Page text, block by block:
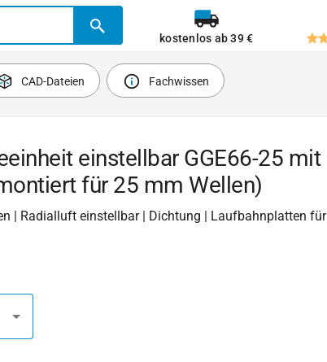
kostenlos ab 39 €
CAD-Dateien Fachwissen
einstellbar GGE66-25 mit
für 25 mm Wellen)
| Radialluft einstellbar | Dichtung | Laufbahnplatten für